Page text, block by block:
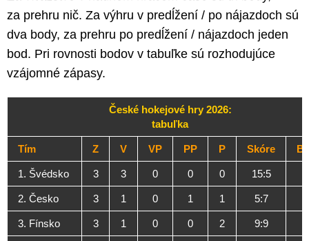
za prehru nič. Za výhru v predĺžení / po nájazdoch sú
dva body, za prehru po predĺžení / nájazdoch jeden
bod. Pri rovnosti bodov v tabuľke sú rozhodujúce
vzájomné zápasy.
České hokejové hry 2026:
tabuľka
Tím Z V VP PP P Skóre
1. Švédsko 3 3 0 0 0 15:5
2. Česko 3 1 0 1 1 5:7
3. Fínsko 3 1 0 0 2 9:9